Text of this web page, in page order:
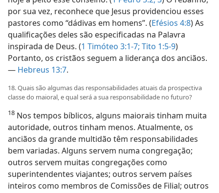
por sua vez, reconhece que Jesus providenciou esses
pastores como “dádivas em homens”. (Efésios 4:8) As
qualificações deles são especificadas na Palavra
inspirada de Deus. (1 Timóteo 3:1-7; Tito 1:5-9)
Portanto, os cristãos seguem a liderança dos anciãos.
— Hebreus 13:7.
18. Quais são algumas das responsabilidades atuais da prospectiva
classe do maioral, e qual será a sua responsabilidade no futuro?
18 Nos tempos bíblicos, alguns maiorais tinham muita
autoridade, outros tinham menos. Atualmente, os
anciãos da grande multidão têm responsabilidades
bem variadas. Alguns servem numa congregação;
outros servem muitas congregações como
superintendentes viajantes; outros servem países
inteiros como membros de Comissões de Filial; outros